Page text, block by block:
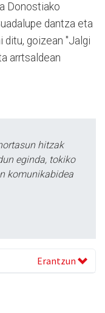
Donostiako
dantza eta
ditu, goizean "Jalgi
arrtsaldean
hitzak
eginda, tokiko
komunikabidea
Erantzun